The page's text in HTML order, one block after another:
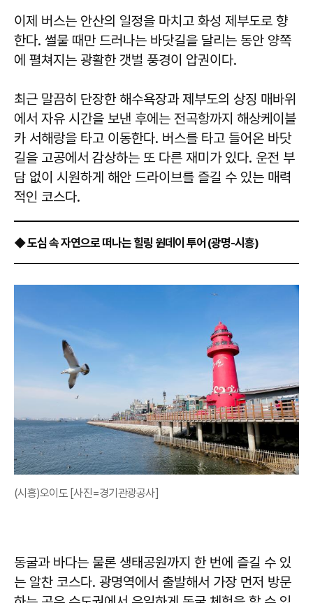
이제 버스는 안산의 일정을 마치고 화성 제부도로 향
한다. 썰물 때만 드러나는 바닷길을 달리는 동안 양쪽
에 펼쳐지는 광활한 갯벌 풍경이 압권이다.
최근 말끔히 단장한 해수욕장과 제부도의 상징 매바위
에서 자유 시간을 보낸 후에는 전곡항까지 해상케이블
카 서해랑을 타고 이동한다. 버스를 타고 들어온 바닷
길을 고공에서 감상하는 또 다른 재미가 있다. 운전 부
담 없이 시원하게 해안 드라이브를 즐길 수 있는 매력
적인 코스다.
◆ 도심 속 자연으로 떠나는 힐링 원데이 투어 (광명-시흥)
(시흥)오이도 [사진=경기관광공사]
동굴과 바다는 물론 생태공원까지 한 번에 즐길 수 있
는 알찬 코스다. 광명역에서 출발해서 가장 먼저 방문